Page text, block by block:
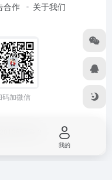
合作 关于我们
码加微信
号-2
我的